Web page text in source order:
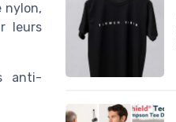
nylon,
leurs
anti-